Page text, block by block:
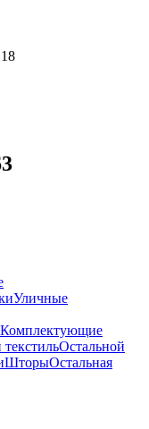
Уличные
Комплектующие
Остальной
ШторыОстальная